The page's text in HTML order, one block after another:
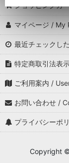
ショッピングカ
マイページ / My
最近チェックし
特定商取引法表
ご利用案内 /
お問い合わせ /
プライバシーポ
Copyright